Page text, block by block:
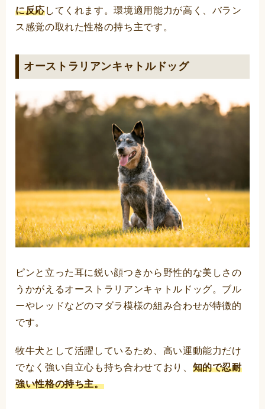
に反応してくれます。環境適用能力が高く、バラン
ス感覚の取れた性格の持ち主です。
オーストラリアンキャトルドッグ
ピンと立った耳に鋭い顔つきから野性的な美しさの
うかがえるオーストラリアンキャトルドッグ。ブル
ーやレッドなどのマダラ模様の組み合わせが特徴的
です。
牧牛犬として活躍しているため、高い運動能力だけ
でなく強い自立心も持ち合わせており、 知的で忍耐
強い性格の持ち主。